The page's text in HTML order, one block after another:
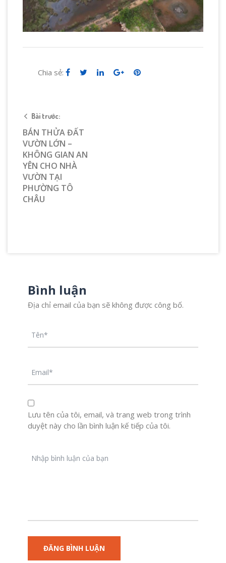
Chia sẻ:
Bài trước:
BÁN THỬA ĐẤT
VƯỜN LỚN –
KHÔNG GIAN AN
YÊN CHO NHÀ
VƯỜN TẠI
PHƯỜNG TÔ
CHÂU
Bình luận
Địa chỉ email của bạn sẽ không được công bố.
Lưu tên của tôi, email, và trang web trong trình
duyệt này cho lần bình luận kế tiếp của tôi.